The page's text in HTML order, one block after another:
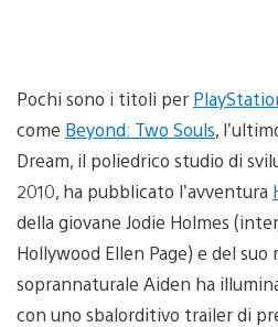
Pochi sono i titoli per
come Beyond: Two Souls,
Dream, il poliedrico studio di
2010, ha pubblicato l’avventura
della giovane Jodie Holmes
Hollywood Ellen Page) e del
soprannaturale Aiden ha
con uno sbalorditivo trailer di